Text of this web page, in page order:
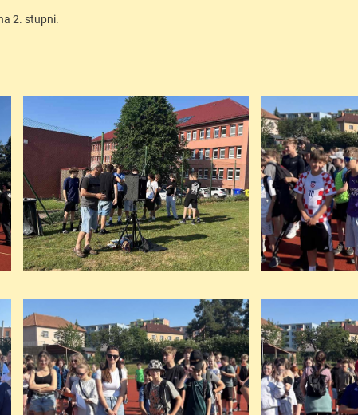
2. stupni.